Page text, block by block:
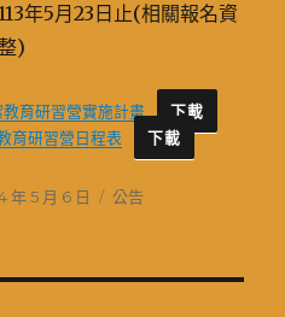
年5月23日止(相關報名資
)
育研習營實施計畫 下載
育研習營日程表 下載
年 5 月 6 日
分
公告